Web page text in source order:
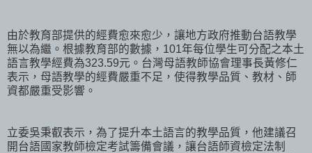
由於教育部提供的經費愈來愈少，讓地方政府推動台語教學
無以為繼。根據教育部的數據，101年每位學生可分配之本土
語言教學經費為323.59元。台灣母語教師協會理事長黃修仁
表示，母語教學的經費嚴重不足，使得教學品質、教材、師
資都嚴重受影響。
立委吳秉叡表示，為了提升本土語言的教學品質，他建議召
開台語國家教師檢定考試籌備會議，讓台語師資檢定法制